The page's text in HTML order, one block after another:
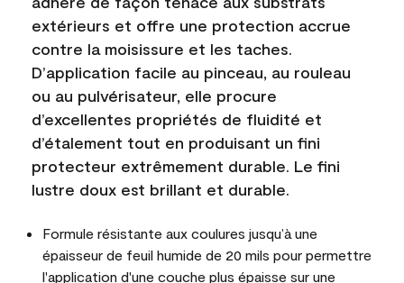
extérieurs et offre une protection accrue
contre la moisissure et les taches.
D’application facile au pinceau, au rouleau
ou au pulvérisateur, elle procure
d’excellentes propriétés de fluidité et
d’étalement tout en produisant un fini
protecteur extrêmement durable. Le fini
lustre doux est brillant et durable.
Formule résistante aux coulures jusqu’à une
épaisseur de feuil humide de 20 mils pour permettre
l'application d'une couche plus épaisse sur une